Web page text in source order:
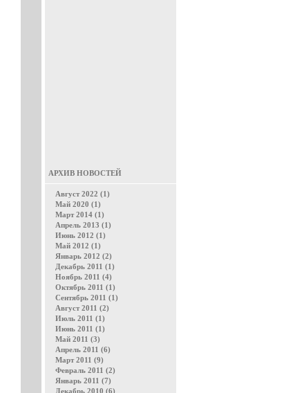
АРХИВ НОВОСТЕЙ
Август 2022 (1)
Май 2020 (1)
Март 2014 (1)
Апрель 2013 (1)
Июнь 2012 (1)
Май 2012 (1)
Январь 2012 (2)
Декабрь 2011 (1)
Ноябрь 2011 (4)
Октябрь 2011 (1)
Сентябрь 2011 (1)
Август 2011 (2)
Июль 2011 (1)
Июнь 2011 (1)
Май 2011 (3)
Апрель 2011 (6)
Март 2011 (9)
Февраль 2011 (2)
Январь 2011 (7)
Декабрь 2010 (6)